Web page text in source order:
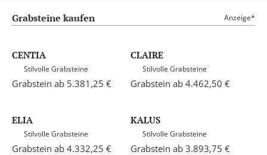
Grabsteine kaufen Anzeige*
CENTIA
Stilvolle Grabsteine
Grabstein ab 5.381,25 €
CLAIRE
Stilvolle Grabsteine
Grabstein ab 4.462,50 €
ELIA
Stilvolle Grabsteine
Grabstein ab 4.332,25 €
KALUS
Stilvolle Grabsteine
Grabstein ab 3.893,75 €